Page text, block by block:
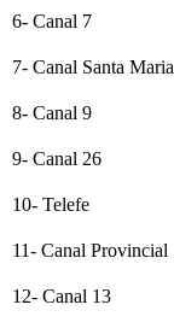
6- Canal 7
7- Canal Santa Maria
8- Canal 9
9- Canal 26
10- Telefe
11- Canal Provincial
12- Canal 13